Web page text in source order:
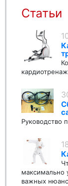
Статьи
Руководство
максимально
важных